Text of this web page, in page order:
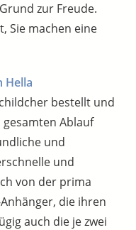
zur Freude.
Sie machen eine
Hella
bestellt und
Ablauf
und
und
von der prima
die ihren
auch die je zwei